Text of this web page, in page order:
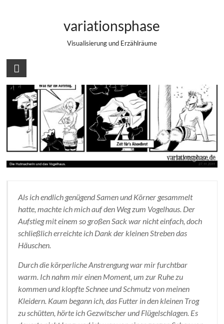
variationsphase
Visualisierung und Erzählräume
Comic Strip: Die Hutmacherin und das
Als ich endlich genügend Samen und Körner gesammelt
hatte, machte ich mich auf den Weg zum Vogelhaus. Der
Aufstieg mit einem so großen Sack war nicht einfach, doch
schließlich erreichte ich Dank der kleinen Streben das
Häuschen.
Durch die körperliche Anstrengung war mir furchtbar
warm. Ich nahm mir einen Moment, um zur Ruhe zu
kommen und klopfte Schnee und Schmutz von meinen
Kleidern. Kaum begann ich, das Futter in den kleinen Trog
zu schütten, hörte ich Gezwitscher und Flügelschlagen. Es